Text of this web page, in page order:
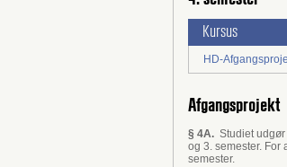
Kursus
HD-
Afgangsprojekt
§ 4A. Studiet
og 3. semester.
semester.